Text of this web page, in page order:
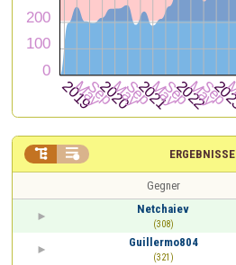
ERGEBNISSE
 
Gegner
Netchaiev
(308)
Guillermo804
(321)